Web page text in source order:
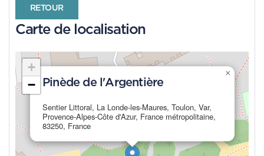
RETOUR
Carte de localisation
Pinède de l'Argentière
Sentier Littoral, La Londe-les-Maures, Toulon, Var,
Provence-Alpes-Côte d'Azur, France métropolitaine,
83250, France
×
+
−